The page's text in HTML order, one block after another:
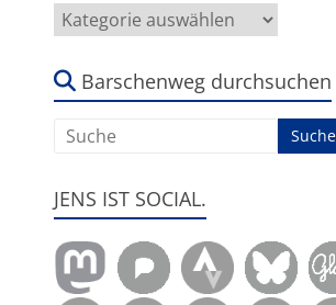
Hier
geht
um:Barschenweg durchsuchen
JENS IST SOCIAL.